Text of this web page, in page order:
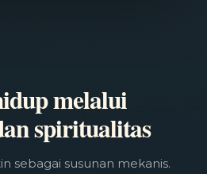
melalui
spiritualitas
sebagai susunan mekanis.